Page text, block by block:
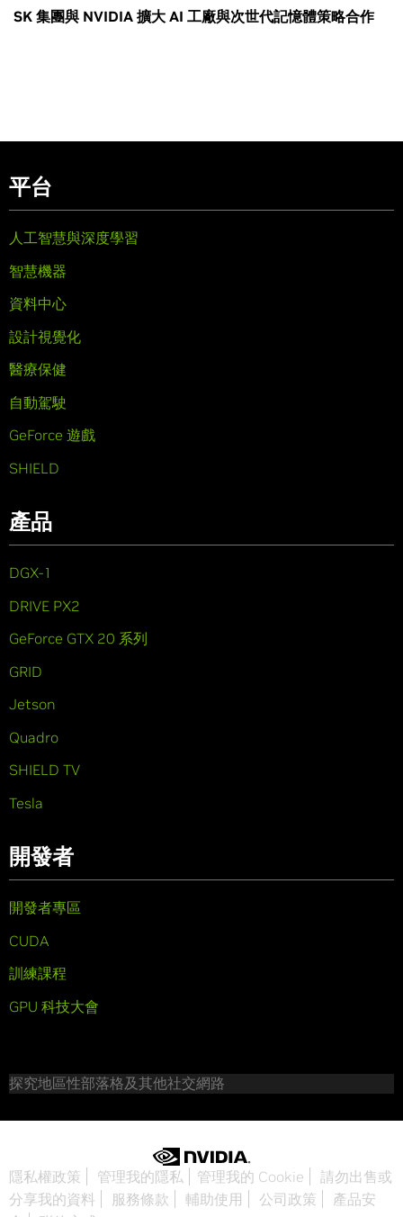
SK 集團與 NVIDIA 擴大 AI 工廠與次世代記憶體策略合作
平台
人工智慧與深度學習
智慧機器
資料中心
設計視覺化
醫療保健
自動駕駛
GeForce 遊戲
SHIELD
產品
DGX-1
DRIVE PX2
GeForce GTX 20 系列
GRID
Jetson
Quadro
SHIELD TV
Tesla
開發者
開發者專區
CUDA
訓練課程
GPU 科技大會
探究地區性部落格及其他社交網路
隱私權政策 管理我的隱私 管理我的 Cookie
請勿出售或
分享我的資料
服務條款 輔助使用 公司政策
產品安